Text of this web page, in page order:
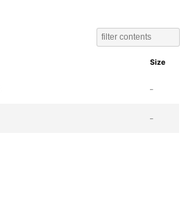
Size
-
-